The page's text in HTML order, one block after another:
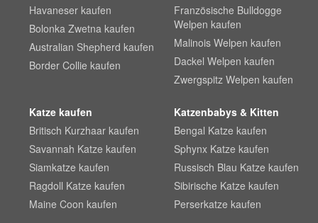
Havaneser kaufen
Bolonka Zwetna kaufen
Australian Shepherd kaufen
Border Collie kaufen
Französische Bulldogge
Welpen kaufen
Malinois Welpen kaufen
Dackel Welpen kaufen
Zwergspitz Welpen kaufen
Katze kaufen
Britisch Kurzhaar kaufen
Savannah Katze kaufen
Siamkatze kaufen
Ragdoll Katze kaufen
Maine Coon kaufen
Katzenbabys & Kitten
Bengal Katze kaufen
Sphynx Katze kaufen
Russisch Blau Katze kaufen
Sibirische Katze kaufen
Perserkatze kaufen